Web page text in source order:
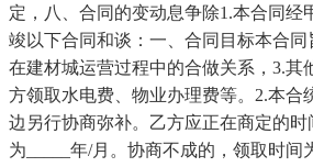
定，八、合同的变动息争除1.本合同经
竣以下合同和谈：一、合同目标本合
在建材城运营过程中的合做关系，3.其
方领取水电费、物业办理费等。2.本合
边另行协商弥补。乙方应正在商定的
为_____年/月。协商不成的，领取时间